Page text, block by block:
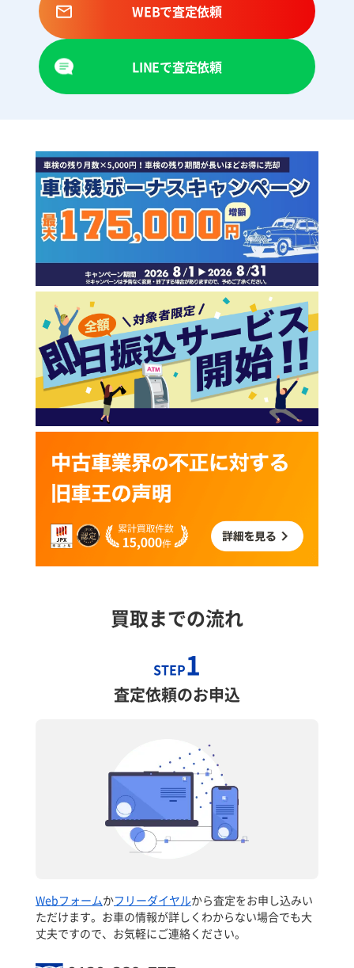
WEBで査定依頼
LINEで査定依頼
買取までの流れ
STEP1
査定依頼のお申込
Webフォームかフリーダイヤルから査定をお申し込みい
ただけます。お車の情報が詳しくわからない場合でも大
丈夫ですので、お気軽にご連絡ください。